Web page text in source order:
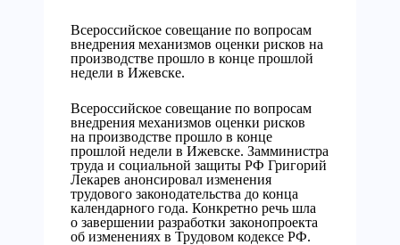
Всероссийское совещание по вопросам
внедрения механизмов оценки рисков на
производстве прошло в конце прошлой
недели в Ижевске.
Всероссийское совещание по вопросам
внедрения механизмов оценки рисков
на производстве прошло в конце
прошлой недели в Ижевске. Замминистра
труда и социальной защиты РФ Григорий
Лекарев анонсировал изменения
трудового законодательства до конца
календарного года. Конкретно речь шла
о завершении разработки законопроекта
об изменениях в Трудовом кодексе РФ.